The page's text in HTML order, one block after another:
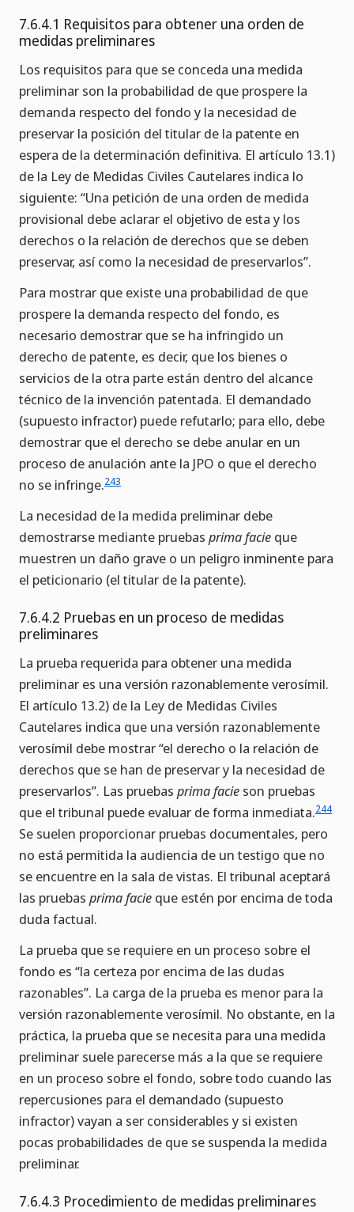
7.6.4.1 Requisitos para obtener una orden de
medidas preliminares
Los requisitos para que se conceda una medida
preliminar son la probabilidad de que prospere la
demanda respecto del fondo y la necesidad de
preservar la posición del titular de la patente en
espera de la determinación definitiva. El artículo 13.1)
de la Ley de Medidas Civiles Cautelares indica lo
siguiente: “Una petición de una orden de medida
provisional debe aclarar el objetivo de esta y los
derechos o la relación de derechos que se deben
preservar, así como la necesidad de preservarlos”.
Para mostrar que existe una probabilidad de que
prospere la demanda respecto del fondo, es
necesario demostrar que se ha infringido un
derecho de patente, es decir, que los bienes o
servicios de la otra parte están dentro del alcance
técnico de la invención patentada. El demandado
(supuesto infractor) puede refutarlo; para ello, debe
demostrar que el derecho se debe anular en un
proceso de anulación ante la JPO o que el derecho
no se infringe.243
La necesidad de la medida preliminar debe
demostrarse mediante pruebas prima facie que
muestren un daño grave o un peligro inminente para
el peticionario (el titular de la patente).
7.6.4.2 Pruebas en un proceso de medidas
preliminares
La prueba requerida para obtener una medida
preliminar es una versión razonablemente verosímil.
El artículo 13.2) de la Ley de Medidas Civiles
Cautelares indica que una versión razonablemente
verosímil debe mostrar “el derecho o la relación de
derechos que se han de preservar y la necesidad de
preservarlos”. Las pruebas prima facie son pruebas
que el tribunal puede evaluar de forma inmediata.244
Se suelen proporcionar pruebas documentales, pero
no está permitida la audiencia de un testigo que no
se encuentre en la sala de vistas. El tribunal aceptará
las pruebas prima facie que estén por encima de toda
duda factual.
La prueba que se requiere en un proceso sobre el
fondo es “la certeza por encima de las dudas
razonables”. La carga de la prueba es menor para la
versión razonablemente verosímil. No obstante, en la
práctica, la prueba que se necesita para una medida
preliminar suele parecerse más a la que se requiere
en un proceso sobre el fondo, sobre todo cuando las
repercusiones para el demandado (supuesto
infractor) vayan a ser considerables y si existen
pocas probabilidades de que se suspenda la medida
preliminar.
7.6.4.3 Procedimiento de medidas preliminares